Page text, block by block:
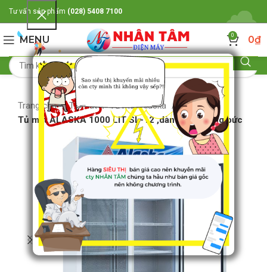
Tư vấn sản phẩm (028) 5408 7100
MENU 0 0₫
Trang chủ Tủ mát
Tủ mát Alaska
Tủ mát ALASKA 1000 LIT SL-12 ,dàn lạnh cưỡng bức